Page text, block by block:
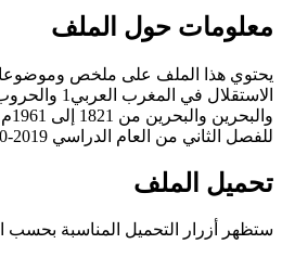
معلومات حول الملف
يحتوي هذا الملف على ملخص وموضوعات
والبحرين والبحرين من 1821 إلى 1961م ومملكة البحرين: تأسيس الدولة العصرية ودور البحرين على المستويين العربي والعالمي
للفصل الثاني من العام الدراسي 2019-2020 وفق المنهاج الحديث لمملكة البحرين. ----- مع التمنيات لجميع الطلبة بالنجاح والتفوق.
تحميل الملف
ستظهر أزرار التحميل المناسبة بحسب